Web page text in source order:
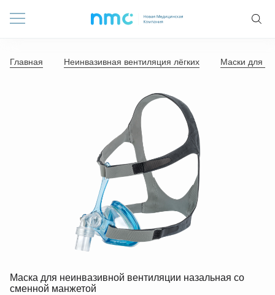
Главная Неинвазивная вентиляция лёгких Маски для
Маска для неинвазивной вентиляции назальная со
сменной манжетой